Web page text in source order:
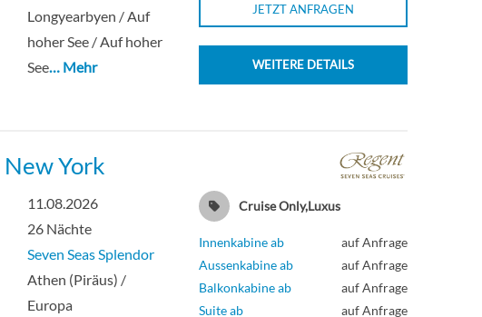
Longyearbyen / Auf
hoher See / Auf hoher
See… Mehr
JETZT ANFRAGEN
WEITERE DETAILS
York
11.08.2026
26 Nächte
Seven Seas Splendor
Athen (Piräus) /
Europa
Cruise Only,Luxus
Innenkabine ab
auf Anfrage
Aussenkabine ab
auf Anfrage
Balkonkabine ab
auf Anfrage
Suite ab
auf Anfrage